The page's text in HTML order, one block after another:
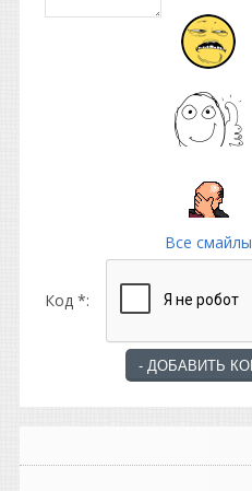
Все смайлы
Код *: